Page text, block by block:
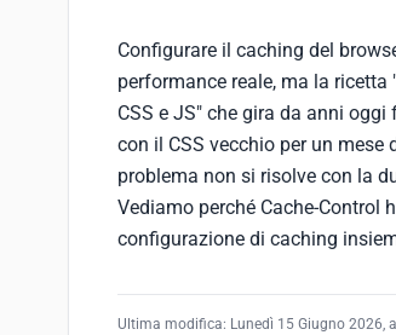
Configurare il caching del
performance reale, ma la ricetta
CSS e JS" che gira da anni
con il CSS vecchio per un mese
problema non si risolve con la
Vediamo perché Cache-Control
configurazione di caching
Ultima modifica: Lunedì 15 Giugno 2026,